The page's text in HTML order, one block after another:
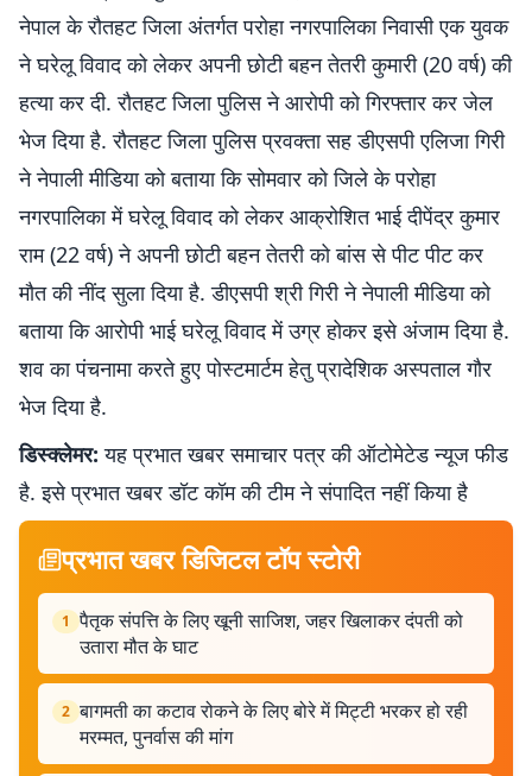
नेपाल के रौतहट जिला अंतर्गत परोहा नगरपालिका निवासी एक युवक
ने घरेलू विवाद को लेकर अपनी छोटी बहन तेतरी कुमारी (20 वर्ष) की
हत्या कर दी. रौतहट जिला पुलिस ने आरोपी को गिरफ्तार कर जेल
भेज दिया है. रौतहट जिला पुलिस प्रवक्ता सह डीएसपी एलिजा गिरी
ने नेपाली मीडिया को बताया कि सोमवार को जिले के परोहा
नगरपालिका में घरेलू विवाद को लेकर आक्रोशित भाई दीपेंद्र कुमार
राम (22 वर्ष) ने अपनी छोटी बहन तेतरी को बांस से पीट पीट कर
मौत की नींद सुला दिया है. डीएसपी श्री गिरी ने नेपाली मीडिया को
बताया कि आरोपी भाई घरेलू विवाद में उग्र होकर इसे अंजाम दिया है.
शव का पंचनामा करते हुए पोस्टमार्टम हेतु प्रादेशिक अस्पताल गौर
भेज दिया है.
डिस्क्लेमर: यह प्रभात खबर समाचार पत्र की ऑटोमेटेड न्यूज फीड
है. इसे प्रभात खबर डॉट कॉम की टीम ने संपादित नहीं किया है
प्रभात खबर डिजिटल टॉप स्टोरी
1 पैतृक संपत्ति के लिए खूनी साजिश, जहर खिलाकर दंपती को
उतारा मौत के घाट
2 बागमती का कटाव रोकने के लिए बोरे में मिट्टी भरकर हो रही
मरम्मत, पुनर्वास की मांग